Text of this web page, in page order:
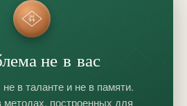
не в вас
в таланте и не в памяти.
построенных для